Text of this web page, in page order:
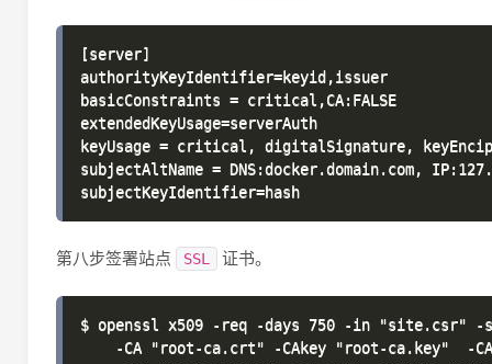
[server]
authorityKeyIdentifier=keyid,issuer
basicConstraints = critical,CA:FALSE
extendedKeyUsage=serverAuth
keyUsage = critical, digitalSignature,
subjectAltName = DNS:docker.domain.com,
第八步签署站点 SSL 证书。
$ openssl x509 -req -days 750 -in "site.csr" -
-CA "root-ca.crt" -CAkey "root-ca.key"  -